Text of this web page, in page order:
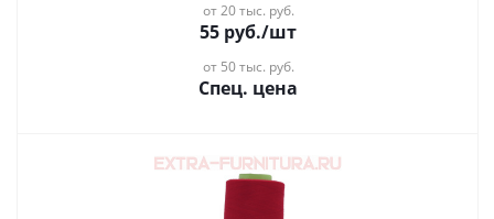
от 20 тыс. руб.
55 руб./шт
от 50 тыс. руб.
Спец. цена